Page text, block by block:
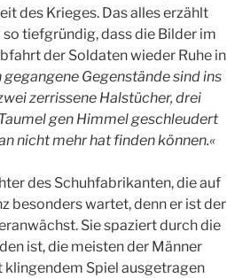
des Krieges. Das alles erzählt
tiefgründig, dass die Bilder im
der Soldaten wieder Ruhe in
gegangene Gegenstände sind ins
zerrissene Halstücher, drei
gen Himmel geschleudert
nicht mehr hat finden können.«
des Schuhfabrikanten, die auf
besonders wartet, denn er ist der
Sie spaziert durch die
ist, die meisten der Männer
klingendem Spiel ausgetragen